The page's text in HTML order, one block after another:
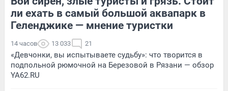
ли ехать в самый большой аквапарк в
Геленджике — мнение туристки
14 часов 13 033 21
«Девчонки, вы испытываете судьбу»: что творится в
подпольной рюмочной на Березовой в Рязани — обзор
YA62.RU